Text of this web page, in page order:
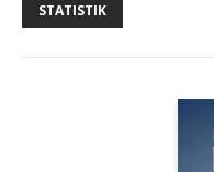
STATISTIK